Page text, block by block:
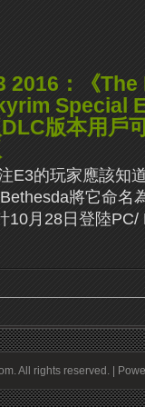
2016：《
Special
版本用戶
E3的玩家應該知
將它命名
10月28日登陸
All rights reserved. |